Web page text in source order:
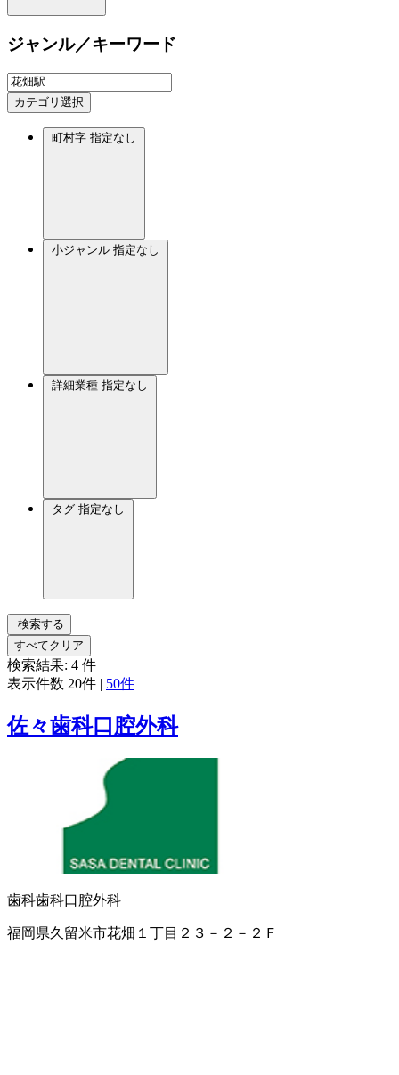
ジャンル／キーワード
カテゴリ選択
町村字 指定なし
小ジャンル 指定なし
詳細業種 指定なし
タグ 指定なし
検索する
すべてクリア
検索結果: 4 件
表示件数 20件 | 50件
佐々歯科口腔外科
歯科歯科口腔外科
福岡県久留米市花畑１丁目２３－２－２Ｆ